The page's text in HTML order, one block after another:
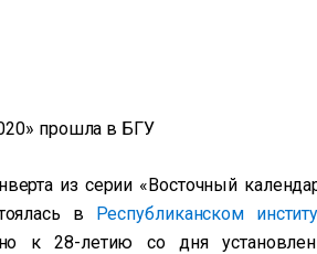
прошла в БГУ
из серии «Восточный
в Республиканском
к 28-летию со дня